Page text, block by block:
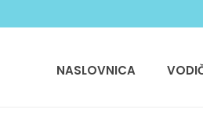
NASLOVNICA